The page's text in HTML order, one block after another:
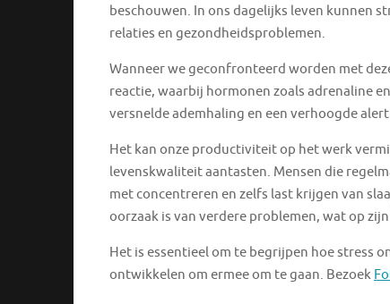
beschouwen. In ons dagelijks leven kunnen
relaties en gezondheidsproblemen.
Wanneer we geconfronteerd worden met
reactie, waarbij hormonen zoals adrenaline
versnelde ademhaling en een verhoogde
Het kan onze productiviteit op het werk
levenskwaliteit aantasten. Mensen die
met concentreren en zelfs last krijgen van
oorzaak is van verdere problemen, wat op
Het is essentieel om te begrijpen hoe stress
ontwikkelen om ermee om te gaan. Bezoek